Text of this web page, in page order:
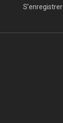
S’enregistrer